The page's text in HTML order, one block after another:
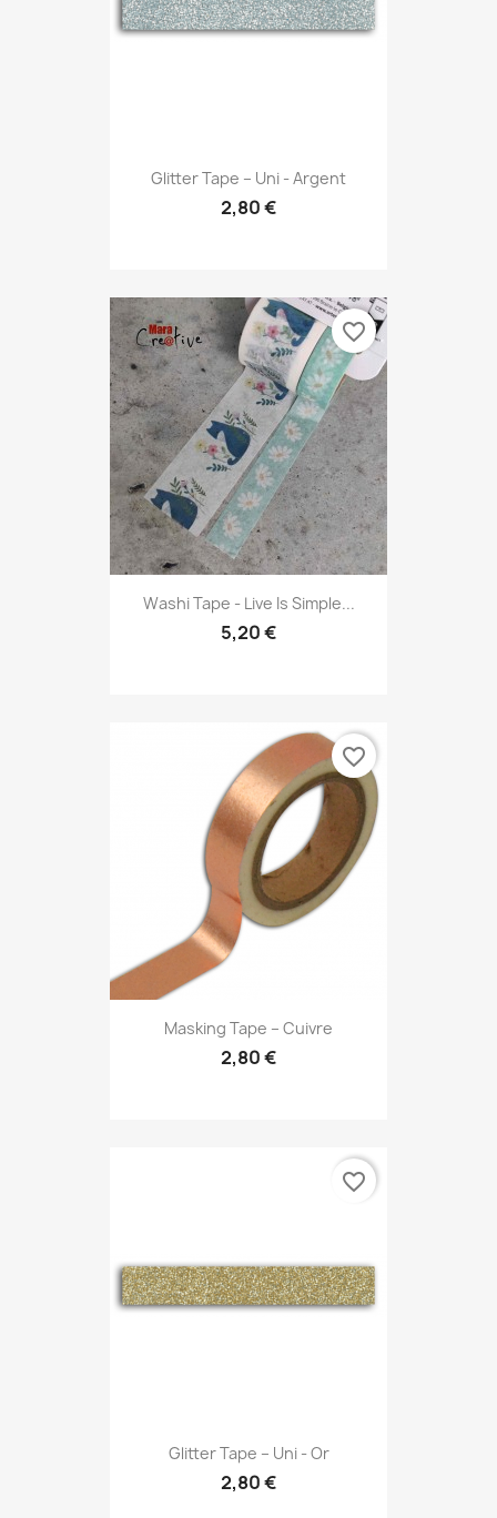
Glitter Tape – Uni - Argent
2,80 €
Washi Tape - Live Is Simple...
5,20 €
favorite_border
Masking Tape – Cuivre
2,80 €
favorite_border
Glitter Tape – Uni - Or
2,80 €
favorite_border